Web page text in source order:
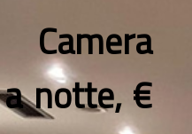
notte, €